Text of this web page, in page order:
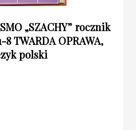
„SZACHY” rocznik
8 TWARDA OPRAWA,
polski